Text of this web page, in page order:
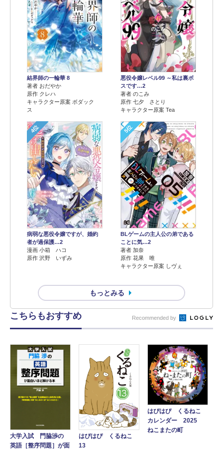
結界師の一輪華 8
著者 おだやか
原作 クレハ
キャラクター原案 ボダック
ス
悪役令嬢レベル99 ～私は裏ボ
スです…2
著者 のこみ
原作 七夕 さとり
キャラクター原案 Tea
4位
病弱な悪役令嬢ですが、婚約
者が過保護…2
漫画 小箱 ハコ
原作 沢野 いずみ
5位
BLゲームの主人公の弟である
ことに気…2
著者 加奈
原作 花果 唯
キャラクター原案 しヴぇ
もっとみる
こちらもおすすめ Recommended by
大学入試 門脇渉の
英語［整序問題］が面
はぴはぴ くるねこ
13
はぴはぴ くるねこ
カレンダー 2025
ねこまたの町